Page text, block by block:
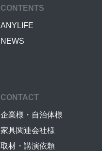
CONTENTS
ANYLIFE
NEWS
CONTACT
企業様・自治体様
家具関連会社様
取材・講演依頼